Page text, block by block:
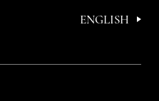
ENGLISH